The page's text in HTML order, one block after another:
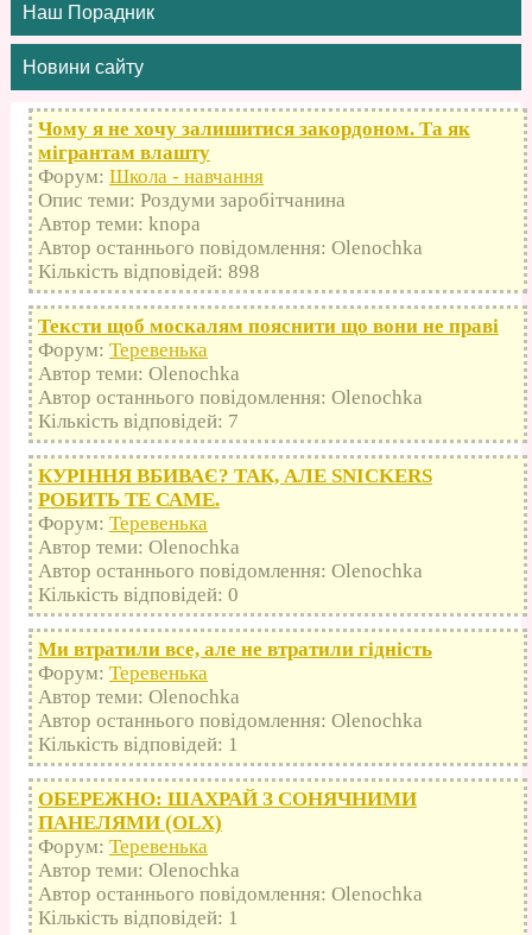
Наш Порадник
Новини сайту
Чому я не хочу залишитися закордоном. Та як
мігрантам влашту
Форум: Школа - навчання
Опис теми: Роздуми заробітчанина
Автор теми: knopa
Автор останнього повідомлення: Olenochka
Кількість відповідей: 898
Тексти щоб москалям пояснити що вони не праві
Форум: Теревенька
Автор теми: Olenochka
Автор останнього повідомлення: Olenochka
Кількість відповідей: 7
КУРІННЯ ВБИВАЄ? ТАК, АЛЕ SNICKERS
РОБИТЬ ТЕ САМЕ.
Форум: Теревенька
Автор теми: Olenochka
Автор останнього повідомлення: Olenochka
Кількість відповідей: 0
Ми втратили все, але не втратили гідність
Форум: Теревенька
Автор теми: Olenochka
Автор останнього повідомлення: Olenochka
Кількість відповідей: 1
ОБЕРЕЖНО: ШАХРАЙ З СОНЯЧНИМИ
ПАНЕЛЯМИ (OLX)
Форум: Теревенька
Автор теми: Olenochka
Автор останнього повідомлення: Olenochka
Кількість відповідей: 1